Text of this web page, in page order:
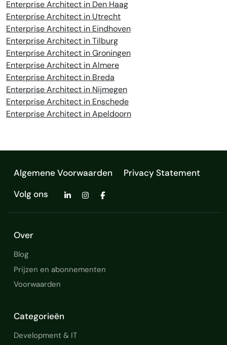
Enterprise Architect in Den Haag
Enterprise Architect in Utrecht
Enterprise Architect in Eindhoven
Enterprise Architect in Tilburg
Enterprise Architect in Groningen
Enterprise Architect in Almere
Enterprise Architect in Breda
Enterprise Architect in Nijmegen
Enterprise Architect in Enschede
Enterprise Architect in Apeldoorn
Algemene Voorwaarden
Privacy Statement
Volg ons
Over
Blog
Prijzen en abonnementen
Voorwaarden
Categorieën
Development & IT